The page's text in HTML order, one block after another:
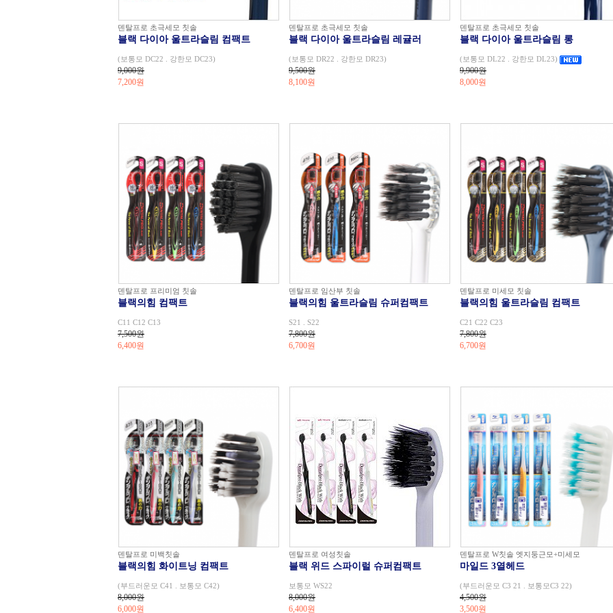
덴탈프로 초극세모 칫솔
블랙 다이아 울트라슬림 컴팩트
(보통모 DC22 . 강한모 DC23)
9,000원
7,200원
덴탈프로 초극세모 칫솔
블랙 다이아 울트라슬림 레귤러
(보통모 DR22 . 강한모 DR23)
9,500원
8,100원
덴탈프로 초극세모 칫솔
블랙 다이아 울트라슬림 롱
(보통모 DL22 . 강한모 DL23)
9,900원
8,000원
덴탈프로 프리미엄 칫솔
블랙의힘 컴팩트
C11 C12 C13
7,500원
6,400원
덴탈프로 임산부 칫솔
블랙의힘 울트라슬림 슈퍼컴팩트
S21 . S22
7,800원
6,700원
덴탈프로 미세모 칫솔
블랙의힘 울트라슬림 컴팩트
C21 C22 C23
7,800원
6,700원
덴탈프로 미백칫솔
블랙의힘 화이트닝 컴팩트
(부드러운모 C41 . 보통모 C42)
8,000원
6,000원
덴탈프로 여성칫솔
블랙 위드 스파이럴 슈퍼컴팩트
보통모 WS22
8,000원
6,400원
덴탈프로 W칫솔 엣지둥근모+미세모
마일드 3열헤드
(부드러운모 C3 21 . 보통모C3 22)
4,500원
3,500원